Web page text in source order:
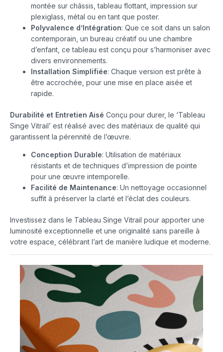
montée sur châssis, tableau flottant, impression sur
plexiglass, métal ou en tant que poster.
Polyvalence d’Intégration: Que ce soit dans un salon
contemporain, un bureau créatif ou une chambre
d’enfant, ce tableau est conçu pour s’harmoniser avec
divers environnements.
Installation Simplifiée: Chaque version est prête à
être accrochée, pour une mise en place aisée et
rapide.
Durabilité et Entretien Aisé Conçu pour durer, le ‘Tableau
Singe Vitrail’ est réalisé avec des matériaux de qualité qui
garantissent la pérennité de l’œuvre.
Conception Durable: Utilisation de matériaux
résistants et de techniques d’impression de pointe
pour une œuvre intemporelle.
Facilité de Maintenance: Un nettoyage occasionnel
suffit à préserver la clarté et l’éclat des couleurs.
Investissez dans le Tableau Singe Vitrail pour apporter une
luminosité exceptionnelle et une originalité sans pareille à
votre espace, célébrant l’art de manière ludique et moderne.